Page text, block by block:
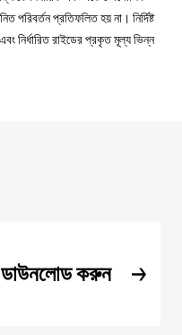
পরিবর্তন প্রতিফলিত হয় না। নির্দিষ্ট
নির্ধারিত রাইডের প্রকৃত মূল্য ভিন্ন
করুন